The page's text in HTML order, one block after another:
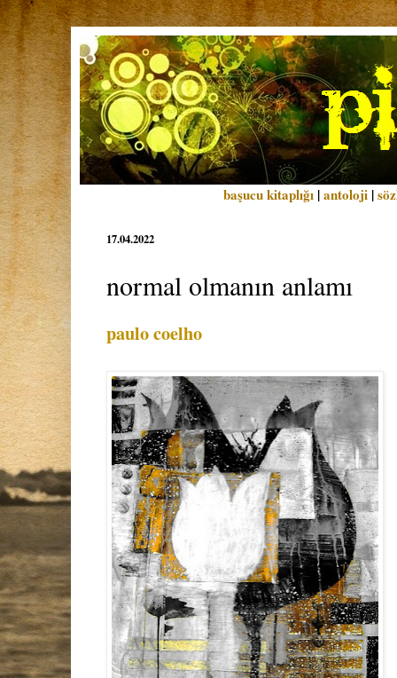
başucu kitaplığı |antoloji |
17.04.2022
normal olmanın anlamı
paulo coelho